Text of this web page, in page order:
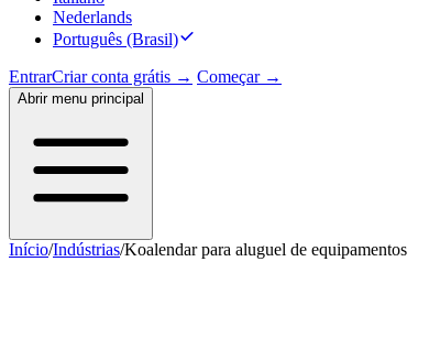
Nederlands
Português (Brasil)
EntrarCriar conta grátis → Começar →
Abrir menu principal
Início/Indústrias/Koalendar para aluguel de equipamentos